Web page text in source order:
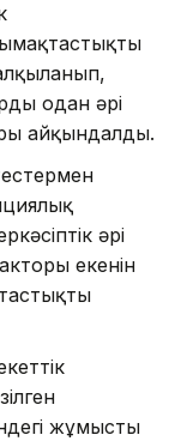
одан әрі
айқындалды.
әрі
екенін
жұмысты